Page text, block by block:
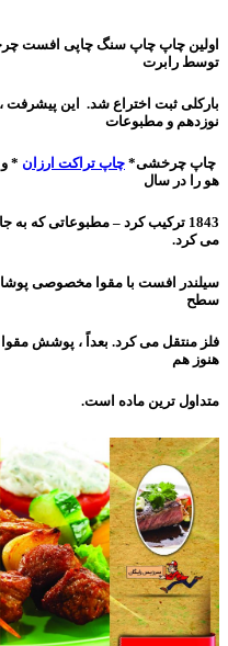
توسط رابرت
بارکلی ثبت اختراع شد. این پیشرفت
نوزدهم و مطبوعات
چاپ چرخشی* چاپ تراکت ارزان *
هو را در سال
1843 ترکیب کرد – مطبوعاتی که
می کرد.
سیلندر افست با مقوا مخصوصی
سطح
فلز منتقل می کرد. بعداً ، پوشش مقوا
هنوز هم
متداول ترین ماده است.